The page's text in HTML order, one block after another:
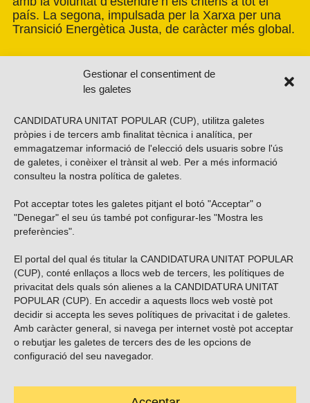
Gestionar el consentiment de
les galetes
CANDIDATURA UNITAT POPULAR (CUP), utilitza galetes
pròpies i de tercers amb finalitat tècnica i analítica, per
emmagatzemar informació de l'elecció dels usuaris sobre l'ús
de galetes, i conèixer el trànsit al web. Per a més informació
consulteu la nostra política de galetes
Pot acceptar totes les galetes pitjant el botó "Acceptar" o
"Denegar" el seu ús també pot configurar-les "Mostra les
preferències".
El portal del qual és titular la CANDIDATURA UNITAT POPULAR
(CUP), conté enllaços a llocs web de tercers, les polítiques de
privacitat dels quals són alienes a la CANDIDATURA UNITAT
POPULAR (CUP). En accedir a aquests llocs web vostè pot
decidir si accepta les seves polítiques de privacitat i de galetes.
Amb caràcter general, si navega per internet vostè pot acceptar
o rebutjar les galetes de tercers des de les opcions de
configuració del seu navegador.
país. La segona, impulsada per la Xarxa per una
Transició Energètica Justa, de caràcter més global.
Vols subscriure’t al nostre butlletí?
ENVIAR
Troba’ns a les xarxes socials